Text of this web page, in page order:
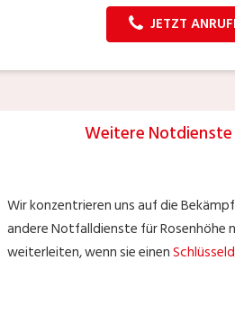
JETZT
Weitere
Wir konzentrieren uns auf die
andere Notfalldienste für Rosenhöhe
weiterleiten, wenn sie einen